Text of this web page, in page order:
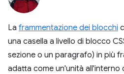
La frammentazione dei blocchi
una casella a livello di blocco
sezione o un paragrafo) in più
adatta come un'unità all'interno